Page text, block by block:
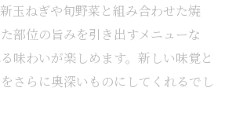
うなら試食会参加がコツ
で失敗しない試食会活用法
者にも試食会参加がおすすめな理
玉ねぎや旬野菜と組み合わせた焼
部位の旨みを引き出すメニューな
味わいが楽しめます。新しい味覚と
さらに奥深いものにしてくれるでし